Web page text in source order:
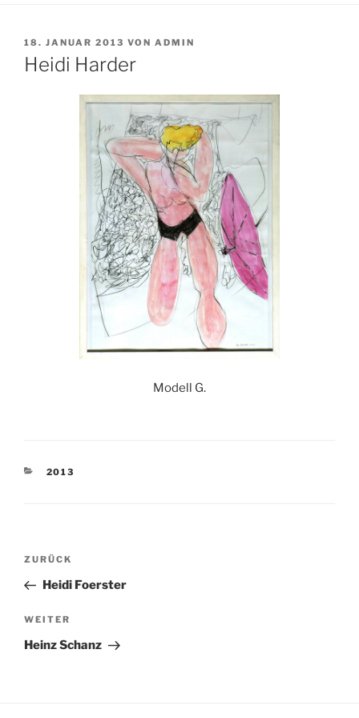
VERÖFFENTLICHT
AM
18. JANUAR 2013 VON ADMIN
Heidi Harder
Modell G.
KATEGORIEN
2013
Beitragsnavigation
Vorheriger
Beitrag
ZURÜCK
Heidi Foerster
Nächster
Beitrag
WEITER
Heinz Schanz